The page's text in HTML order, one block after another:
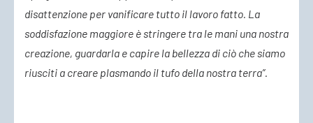
disattenzione per vanificare tutto il lavoro fatto. L a
soddisfazione maggiore è stringere tra le mani una nostra
creazione, guardarla e capire la bellezza di ciò che siamo
riusciti a creare plasmando il tufo della nostra terra”.